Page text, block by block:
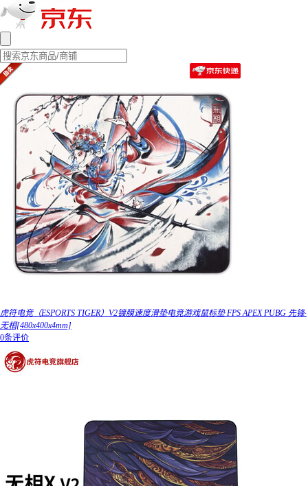
虎符电竞（ESPORTS TIGER）V2镀膜速度滑垫电竞游戏鼠标垫 FPS APEX PUBG 先锋·
无相[480x400x4mm]
0条评价